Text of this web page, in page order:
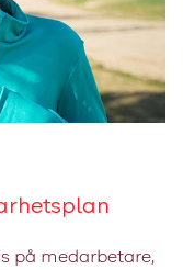
på medarbetare,